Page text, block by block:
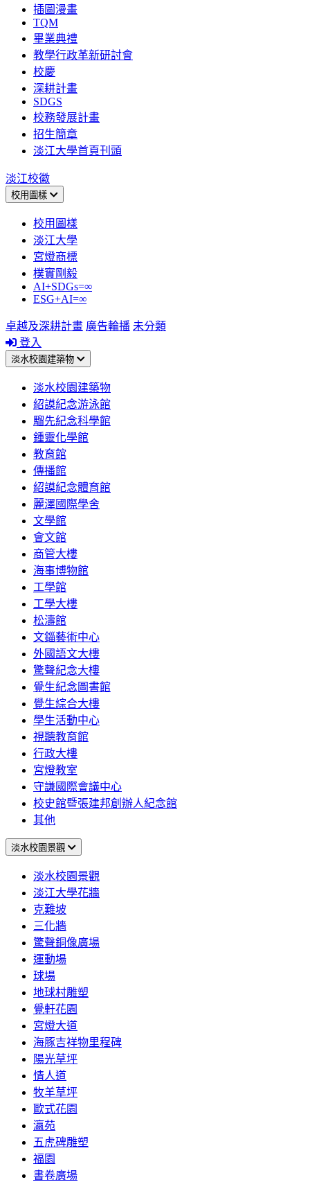
插圖漫畫
TQM
畢業典禮
教學行政革新研討會
校慶
深耕計畫
SDGS
校務發展計畫
招生簡章
淡江大學首頁刊頭
淡江校徽
校用圖樣
校用圖樣
淡江大學
宮燈商標
樸實剛毅
AI+SDGs=∞
ESG+AI=∞
卓越及深耕計畫 廣告輪播 未分類
登入
淡水校園建築物
淡水校園建築物
紹謨紀念游泳館
騮先紀念科學館
鍾靈化學館
教育館
傳播館
紹謨紀念體育館
麗澤國際學舍
文學館
會文館
商管大樓
海事博物館
工學館
工學大樓
松濤館
文錙藝術中心
外國語文大樓
驚聲紀念大樓
覺生紀念圖書館
覺生綜合大樓
學生活動中心
視聽教育館
行政大樓
宮燈教室
守謙國際會議中心
校史館暨張建邦創辦人紀念館
其他
淡水校園景觀
淡水校園景觀
淡江大學花牆
克難坡
三化牆
驚聲銅像廣場
運動場
球場
地球村雕塑
覺軒花園
宮燈大道
海豚吉祥物里程碑
陽光草坪
情人道
牧羊草坪
歐式花園
瀛苑
五虎碑雕塑
福園
書卷廣場